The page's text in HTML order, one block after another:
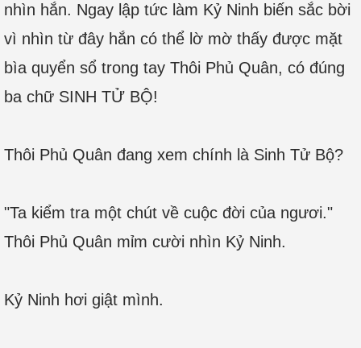
nhìn hắn. Ngay lập tức làm Kỷ Ninh biến sắc bời
vì nhìn từ đây hắn có thể lờ mờ thấy được mặt
bìa quyển sổ trong tay Thôi Phủ Quân, có đúng
ba chữ SINH TỬ BỘ!
Thôi Phủ Quân đang xem chính là Sinh Tử Bộ?
"Ta kiểm tra một chút về cuộc đời của ngươi."
Thôi Phủ Quân mỉm cười nhìn Kỷ Ninh.
Kỷ Ninh hơi giật mình.